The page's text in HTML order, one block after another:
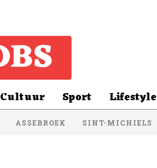
Cultuur Sport Lifestyle
ASSEBROEK SINT-MICHIELS